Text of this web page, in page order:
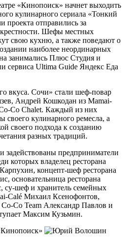
«Кинопоиск» начнет выходить
кулинарного сериала «Тонкий
проекта отправились за
Шефы местных
свою кухню, а также поведают о
наиболее неординарных
занимались Плюс Студия и
сервиса Ultima Guide Яндекс Еда
вкуса. Сочи» стали шеф-повар
Андрей Кошкодан из Mamai-
Co Chalet. Каждый из них
своего кулинарного ремесла, а
своего подхода к созданию
разных традиций.
задействованы предприниматели
которых владелец ресторана
концепт-шеф ресторана
основательница ресторана
шеф и хранитель семейных
Calé Михаил Ксенофонтов,
Co-Сo Team Александр Павлов и
Максим Кузьмин.